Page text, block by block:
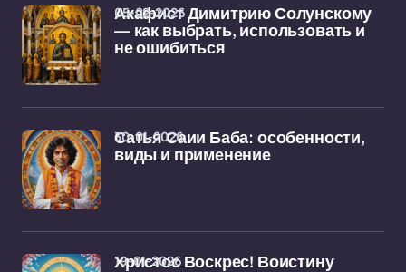
Акафист Димитрию Солунскому
— как выбрать, использовать и
не ошибиться
05-02-2026
Сатья Саии Баба: особенности,
виды и применение
30-01-2026
Христос Воскрес! Воистину
19-01-2026